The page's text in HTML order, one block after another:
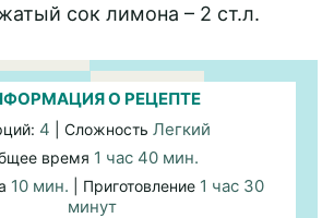
сок лимона – 2 ст.л.
О РЕЦЕПТЕ
4 | Сложность Легкий
время 1 час 40 мин.
10 мин. | Приготовление 1 час 30
минут